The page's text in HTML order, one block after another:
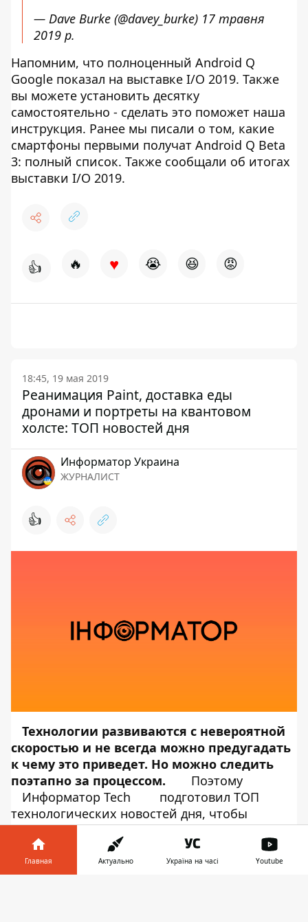
— Dave Burke (@davey_burke) 17 травня
2019 р.
Напомним, что полноценный Android Q
Google показал на выставке I/O 2019. Также
вы можете установить десятку
самостоятельно - сделать это поможет наша
инструкция. Ранее мы писали о том, какие
смартфоны первыми получат Android Q Beta
3: полный список. Также сообщали об итогах
выставки I/O 2019.
👍 🔥 ♥ 😭 😆 😡
18:45, 19 мая 2019
Реанимация Paint, доставка еды
дронами и портреты на квантовом
холсте: ТОП новостей дня
Информатор Украина
ЖУРНАЛИСТ
👍
Технологии развиваются с невероятной
скоростью и не всегда можно предугадать
к чему это приведет. Но можно следить
поэтапно за процессом.
Поэтому
Информатор Tech
подготовил ТОП
технологических новостей дня, чтобы
держать вас в курсе всех важных и курьезных
новостей.
Власти Сан-Франциско
Главная Актуально Україна на часі Youtube